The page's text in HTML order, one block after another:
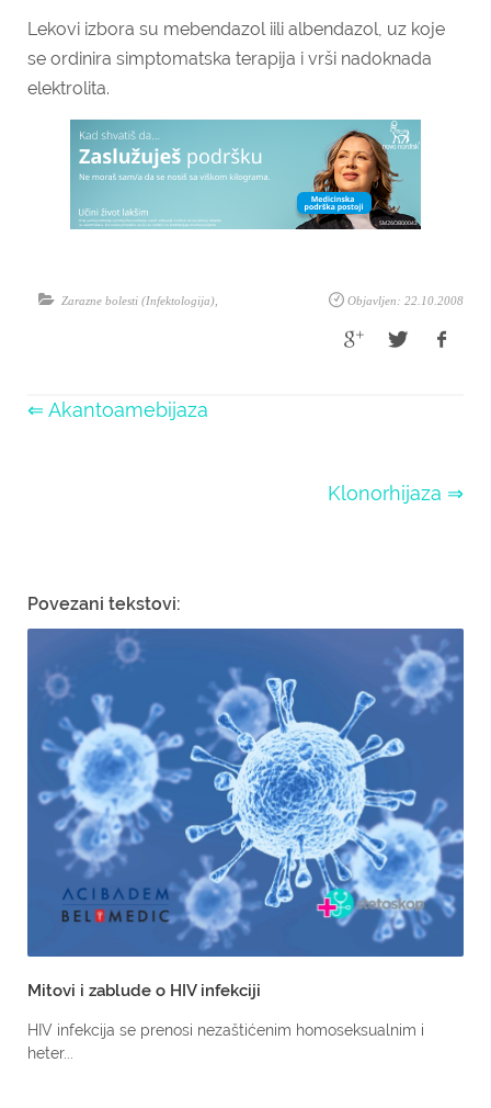
Lekovi izbora su mebendazol iili albendazol, uz koje
se ordinira simptomatska terapija i vrši nadoknada
elektrolita.
Objavljen: 22.10.2008
Zarazne bolesti (Infektologija)
⇐ Akantoamebijaza
Klonorhijaza ⇒
Povezani tekstovi:
Mitovi i zablude o HIV infekciji
HIV infekcija se prenosi nezaštićenim homoseksualnim i
heter...